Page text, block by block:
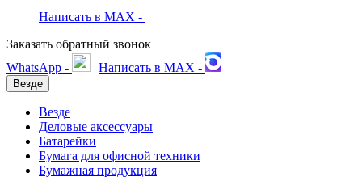
Написать в MAX -
Заказать обратный звонок
WhatsApp -
Написать в MAX -
Везде
Везде
Деловые аксессуары
Батарейки
Бумага для офисной техники
Бумажная продукция